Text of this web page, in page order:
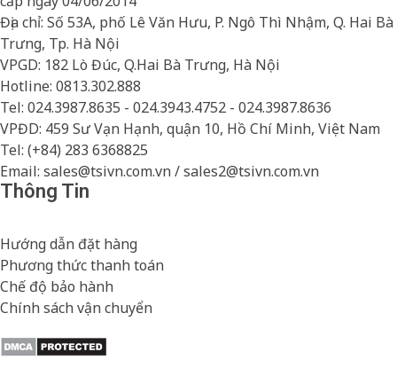
Địa chỉ: Số 53A, phố Lê Văn Hưu, P. Ngô Thì Nhậm, Q. Hai Bà
Trưng, Tp. Hà Nội
VPGD: 182 Lò Đúc, Q.Hai Bà Trưng, Hà Nội
Hotline: 0813.302.888
Tel: 024.3987.8635 - 024.3943.4752 - 024.3987.8636
VPĐD: 459 Sư Vạn Hạnh, quận 10, Hồ Chí Minh, Việt Nam
Tel: (+84) 283 6368825
Email: sales@tsivn.com.vn / sales2@tsivn.com.vn
Thông Tin
Hướng dẫn đặt hàng
Phương thức thanh toán
Chế độ bảo hành
Chính sách vận chuyển